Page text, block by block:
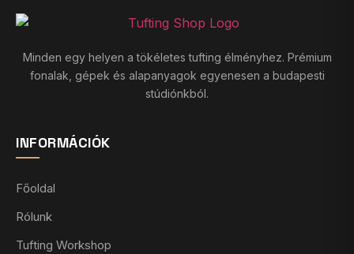
Minden egy helyen a tökéletes tufting élményhez. Prémium
fonalak, gépek és alapanyagok egyenesen a budapesti
stúdiónkból.
INFORMÁCIÓK
Főoldal
Rólunk
Tufting Workshop